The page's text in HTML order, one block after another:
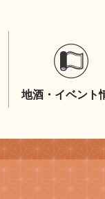
地酒・イベント